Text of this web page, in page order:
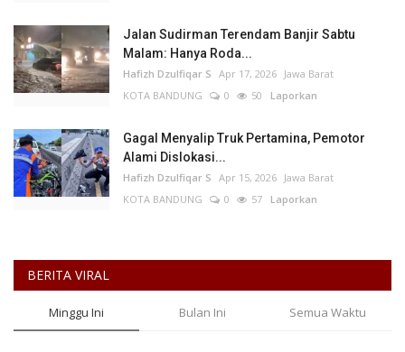
Jalan Sudirman Terendam Banjir Sabtu
Malam: Hanya Roda...
Hafizh Dzulfiqar S Apr 17, 2026 Jawa Barat
KOTA BANDUNG
0 50 Laporkan
Gagal Menyalip Truk Pertamina, Pemotor
Alami Dislokasi...
Hafizh Dzulfiqar S Apr 15, 2026 Jawa Barat
KOTA BANDUNG
0 57 Laporkan
BERITA VIRAL
Minggu Ini Bulan Ini Semua Waktu